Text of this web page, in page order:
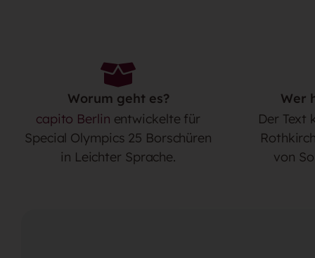
Worum geht es?
capito Berlin entwickelte für
Special Olympics 25 Borschüren
in Leichter Sprache.
Wer
Der Text
von